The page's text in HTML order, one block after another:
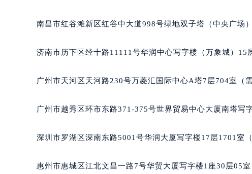
台州市椒江区东海大道1800号腾达中心东1
甘肃省兰州市七里河区西津西路16号兰州
黑龙江省大庆市萨尔图区会战大街宝玑售后
黑龙江省黑河市爱辉区中央街宝玑售后服务
黑龙江省佳木斯市向阳区长安路宝玑售后服
黑龙江省七台河市桃山区大同街宝玑售后服
南昌市红谷滩新区红谷中大道998号绿地双子塔（中央广场
济南市历下区经十路11111号华润中心写字楼（万象城）15
广州市天河区天河路230号万菱汇国际中心A塔7层704室（
广州市越秀区环市东路371-375号世界贸易中心大厦南塔写
深圳市罗湖区深南东路5001号华润大厦写字楼17层1701室（
惠州市惠城区江北文昌一路7号华贸大厦写字楼1座30层05室